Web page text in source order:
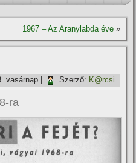
1967 – Az Aranylabda éve»
vasárnap Szerző: K@rcsi
ra